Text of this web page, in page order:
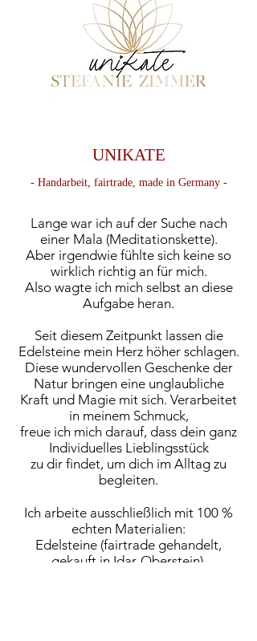
UNIKATE
- Handarbeit, fairtrade, made in Germany -
Lange war ich auf der Suche nach
einer Mala (Meditationskette).
Aber irgendwie fühlte sich keine so
wirklich richtig an für mich.
Also wagte ich mich selbst an diese
Aufgabe heran.
Seit diesem Zeitpunkt lassen die
Edelsteine mein Herz höher schlagen.
Diese wundervollen Geschenke der
Natur bringen eine unglaubliche
Kraft und Magie mit sich. Verarbeitet
in meinem Schmuck,
freue ich mich darauf, dass dein ganz
Individuelles Lieblingsstück
zu dir findet, um dich im Alltag zu
begleiten.
​Ich arbeite ausschließlich mit 100 %
echten Materialien:
Edelsteine (fairtrade gehandelt,
gekauft in Idar-Oberstein),